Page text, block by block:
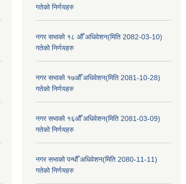
गतेको निर्णयहरु
नगर सभाको १८ औँ अधिवेशन(मिति 2082-03-10)
गतेको निर्णयहरु
नगर सभाको १७औँ अधिवेशन(मिति 2081-10-28)
गतेको निर्णयहरु
नगर सभाको १६औँ अधिवेशन(मिति 2081-03-09)
गतेको निर्णयहरु
नगर सभाको पन्धौँ अधिवेशन(मिति 2080-11-11)
गतेको निर्णयहरु